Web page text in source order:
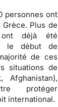
personnes ont
Grèce. Plus de
déjà été
le début de
de ces
situations de
Afghanistan),
protéger
international.